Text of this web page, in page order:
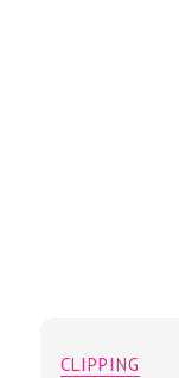
CLIPPING